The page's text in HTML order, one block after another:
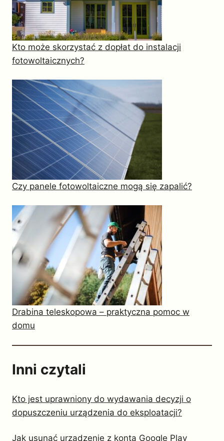
Kto może skorzystać z dopłat do instalacji
fotowoltaicznych?
Czy panele fotowoltaiczne mogą się zapalić?
Drabina teleskopowa – praktyczna pomoc w
domu
Inni czytali
Kto jest uprawniony do wydawania decyzji o
dopuszczeniu urządzenia do eksploatacji?
Jak usunąć urządzenie z konta Google Play